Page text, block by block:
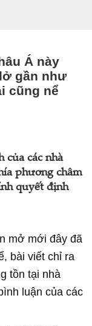
Á này
gần như
cũng nể
của các nhà
phương châm
quyết định
mở mới đây đã
bài viết chỉ ra
tồn tại nhà
luận của các